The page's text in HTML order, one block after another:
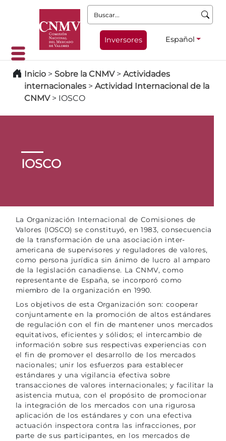
Buscar:
Inversores Español
Inicio > Sobre la CNMV> Actividades
internacionales > Actividad Internacional de la
CNMV> IOSCO
IOSCO
La Organización Internacional de Comisiones de
Valores (IOSCO) se constituyó, en 1983, consecuencia
de la transformación de una asociación inter-
americana de supervisores y reguladores de valores,
como persona jurídica sin ánimo de lucro al amparo
de la legislación canadiense. La CNMV, como
representante de España, se incorporó como
miembro de la organización en 1990.
Los objetivos de esta Organización son: cooperar
conjuntamente en la promoción de altos estándares
de regulación con el fin de mantener unos mercados
equitativos, eficientes y sólidos; el intercambio de
información sobre sus respectivas experiencias con
el fin de promover el desarrollo de los mercados
nacionales; unir los esfuerzos para establecer
estándares y una vigilancia efectiva sobre
transacciones de valores internacionales; y facilitar la
asistencia mutua, con el propósito de promocionar
la integración de los mercados con una rigurosa
aplicación de los estándares y con una efectiva
actuación inspectora contra las infracciones, por
parte de sus participantes, en los mercados de